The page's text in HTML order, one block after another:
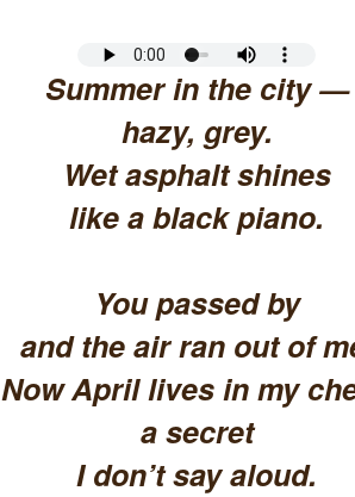
Summer in the city —
hazy, grey.
Wet asphalt shines
like a black piano.
You passed by
and the air ran out of
Now April lives in my
a secret
I don’t say aloud.